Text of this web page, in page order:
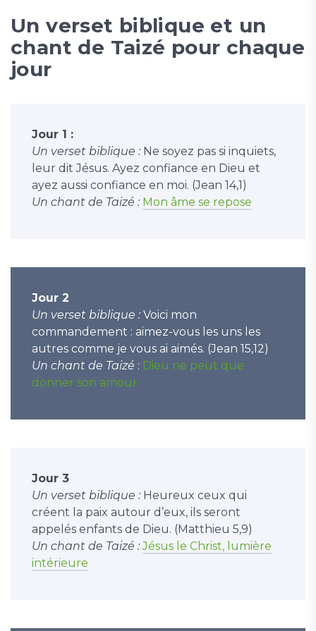
Un verset biblique et un
chant de Taizé pour chaque
jour
Jour 1 :
Un verset biblique : Ne soyez pas si inquiets,
leur dit Jésus. Ayez confiance en Dieu et
ayez aussi confiance en moi. (Jean 14,1)
Un chant de Taizé : Mon âme se repose
Jour 2
Un verset biblique : Voici mon
commandement : aimez-vous les uns les
autres comme je vous ai aimés. (Jean 15,12)
Un chant de Taizé : Dieu ne peut que
donner son amour
Jour 3
Un verset biblique : Heureux ceux qui
créent la paix autour d’eux, ils seront
appelés enfants de Dieu. (Matthieu 5,9)
Un chant de Taizé :Jésus le Christ, lumière
intérieure